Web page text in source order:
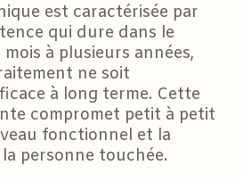
est caractérisée par
qui dure dans le
à plusieurs années,
ne soit
à long terme. Cette
compromet petit à petit
fonctionnel et la
personne touchée.